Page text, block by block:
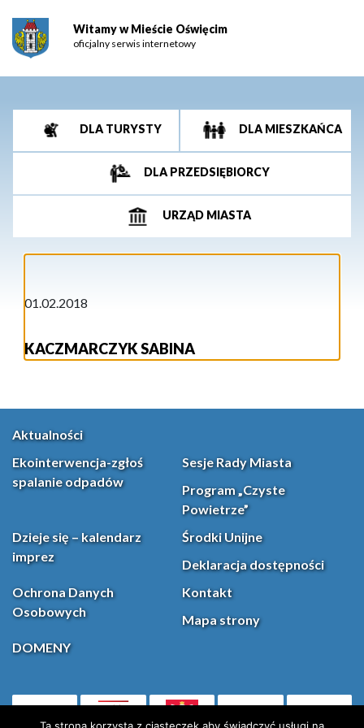
Witamy w Mieście Oświęcim
oficjalny serwis internetowy
DLA TURYSTY DLA MIESZKAŃCA
DLA PRZEDSIĘBIORCY
URZĄD MIASTA
01.02.2018
KACZMARCZYK SABINA
Aktualności
Ekointerwencja-zgłoś
spalanie odpadów
Sesje Rady Miasta
Program „Czyste
Powietrze”
Dzieje się – kalendarz
imprez
Środki Unijne
Deklaracja dostępności
Ochrona Danych
Osobowych
Kontakt
Mapa strony
DOMENY